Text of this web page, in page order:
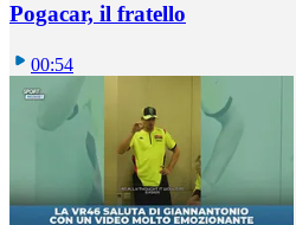
Pogacar, il fratello
00:54